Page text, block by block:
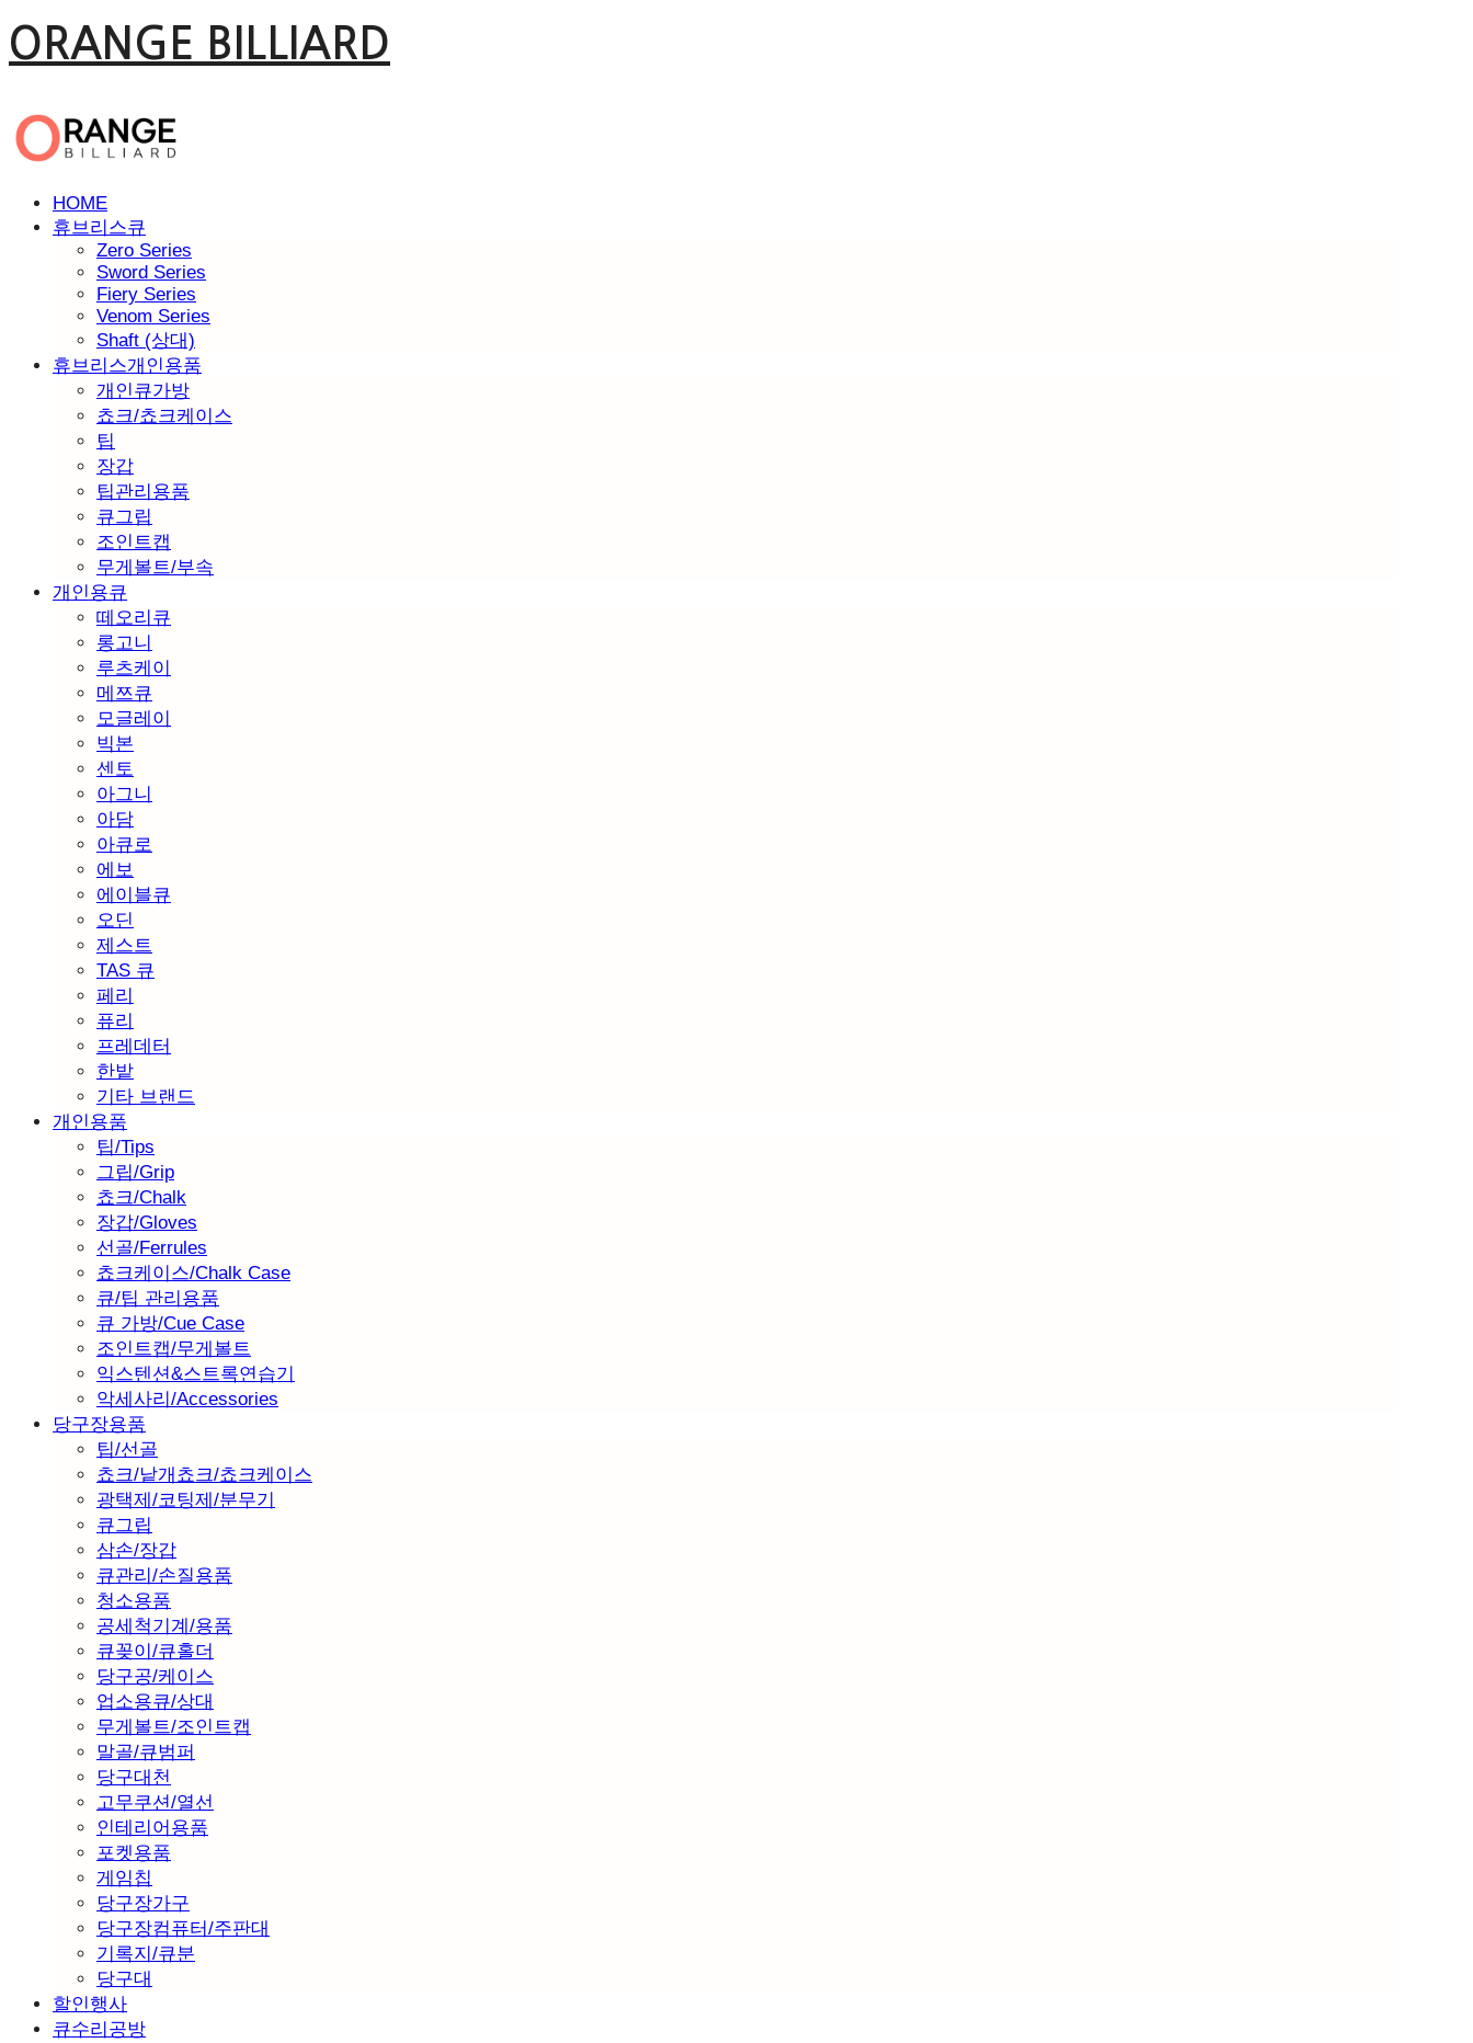
ORANGE BILLIARD
HOME
휴브리스큐
Zero Series
Sword Series
Fiery Series
Venom Series
Shaft (상대)
휴브리스개인용품
개인큐가방
쵸크/쵸크케이스
팁
장갑
팁관리용품
큐그립
조인트캡
무게볼트/부속
개인용큐
떼오리큐
롱고니
루츠케이
메쯔큐
모글레이
빅본
센토
아그니
아담
아큐로
에보
에이블큐
오딘
제스트
TAS 큐
페리
퓨리
프레데터
한밭
기타 브랜드
개인용품
팁/Tips
그립/Grip
쵸크/Chalk
장갑/Gloves
선골/Ferrules
쵸크케이스/Chalk Case
큐/팁 관리용품
큐 가방/Cue Case
조인트캡/무게볼트
익스텐션&스트록연습기
악세사리/Accessories
당구장용품
팁/선골
쵸크/낱개쵸크/쵸크케이스
광택제/코팅제/분무기
큐그립
삼손/장갑
큐관리/손질용품
청소용품
공세척기계/용품
큐꽂이/큐홀더
당구공/케이스
업소용큐/상대
무게볼트/조인트캡
말골/큐범퍼
당구대천
고무쿠션/열선
인테리어용품
포켓용품
게임칩
당구장가구
당구장컴퓨터/주판대
기록지/큐분
당구대
할인행사
큐수리공방